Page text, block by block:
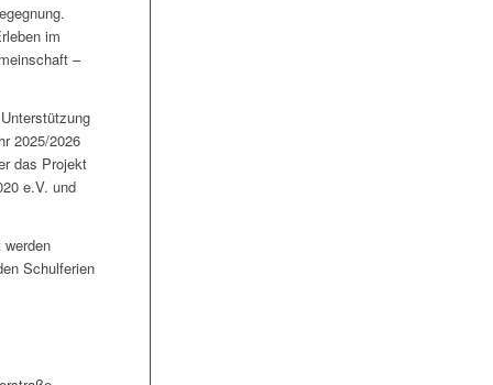
im
–
2025/2026
das Projekt
e.V. und
Schulferien